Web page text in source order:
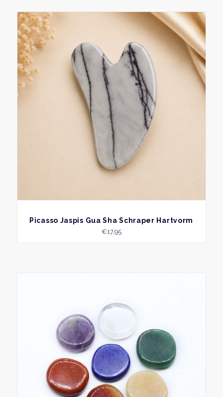
BEKIJK
Picasso Jaspis Gua Sha Schraper Hartvorm
€17,95